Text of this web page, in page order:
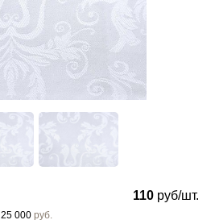
25 000 руб.
110 руб/шт.